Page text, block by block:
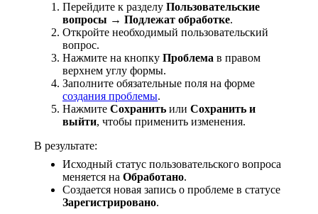
Перейдите к разделу Пользовательские
вопросы → Подлежат обработке.
Откройте необходимый пользовательский
вопрос.
Нажмите на кнопку Проблема в правом
верхнем углу формы.
Заполните обязательные поля на форме
создания проблемы.
Нажмите Сохранить или Сохранить и
выйти, чтобы применить изменения.
В результате:
Исходный статус пользовательского вопроса
меняется на Обработано.
Создается новая запись о проблеме в статусе
Зарегистрировано.